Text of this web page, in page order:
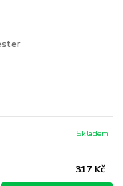
317 Kč
Skladem